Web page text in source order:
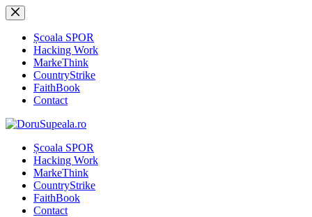
Sari
la
conținutȘcoala SPOR
Hacking Work
MarkeThink
CountryStrike
FaithBook
Contact
Școala SPOR
Hacking Work
MarkeThink
CountryStrike
FaithBook
Contact